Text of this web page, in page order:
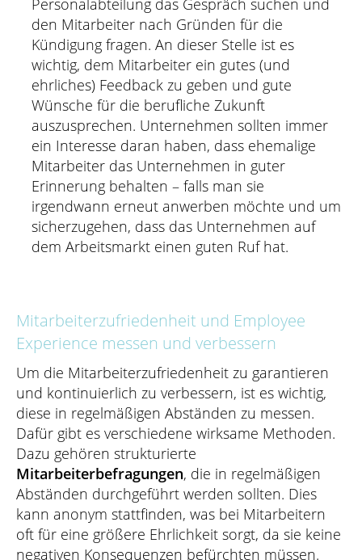
Personalabteilung das Gespräch suchen und
den Mitarbeiter nach Gründen für die
Kündigung fragen. An dieser Stelle ist es
wichtig, dem Mitarbeiter ein gutes (und
ehrliches) Feedback zu geben und gute
Wünsche für die berufliche Zukunft
auszusprechen. Unternehmen sollten immer
ein Interesse daran haben, dass ehemalige
Mitarbeiter das Unternehmen in guter
Erinnerung behalten – falls man sie
irgendwann erneut anwerben möchte und um
sicherzugehen, dass das Unternehmen auf
dem Arbeitsmarkt einen guten Ruf hat.
Mitarbeiterzufriedenheit und Employee
Experience messen und verbessern
Um die Mitarbeiterzufriedenheit zu garantieren
und kontinuierlich zu verbessern, ist es wichtig,
diese in regelmäßigen Abständen zu messen.
Dafür gibt es verschiedene wirksame Methoden.
Dazu gehören strukturierte
Mitarbeiterbefragungen, die in regelmäßigen
Abständen durchgeführt werden sollten. Dies
kann anonym stattfinden, was bei Mitarbeitern
oft für eine größere Ehrlichkeit sorgt, da sie keine
negativen Konsequenzen befürchten müssen.